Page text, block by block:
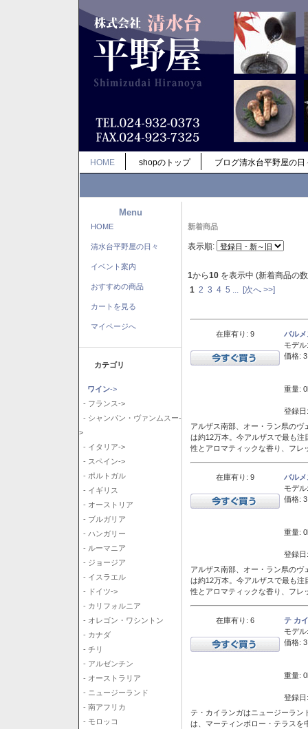
HOME shopのトップ ブログ清水台平野屋の日
Menu
HOME
清水台平野屋の日々
イベント案内
おすすめの商品
カートを見る
マイページへ
カテゴリ
ワイン->
- フランス->
- シャンパン・ヴァンムスー-
>
- イタリア->
- スペイン->
- ポルトガル
- イギリス
- オーストリア
- ブルガリア
- ハンガリー
- ルーマニア
- ジョージア
- イスラエル
- ドイツ->
- カリフォルニア
- オレゴン・ワシントン
- カナダ
- チリ
- アルゼンチン
- オーストラリア
- ニュージーランド
- 南アフリカ
- モロッコ
新着商品
表示順:
1から10 を表示中 (新着商品の
1 2 3 4 5 [次へ >>]
在庫有り: 9
バル
モデル:
価格:
重量:
登録
アルザス南部、オー・ラン県の
は約12万本。今アルザスで最も
性とアロマティックな香り、フレ
在庫有り: 9
バル
モデル:
価格:
重量:
登録
アルザス南部、オー・ラン県の
は約12万本。今アルザスで最も
性とアロマティックな香り、フレ
在庫有り: 6
テ カ
モデル:
価格:
重量:
登録
テ・カイランガはニュージーラン
は、マーティンボロー・テラスを